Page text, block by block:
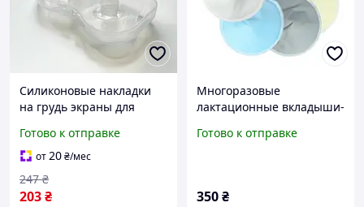
Силиконовые накладки
на грудь экраны для
сосков для кормящих от
трещин размер M Baby
Ono
Готово к отправке
от20₴/мес
203₴
247 ₴
Многоразовые
лактационные вкладыши-
Готово к отправке
350₴